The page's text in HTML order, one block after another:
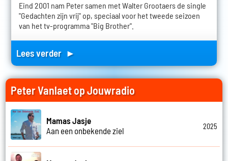
Eind 2001 nam Peter samen met Walter Grootaers de single
"Gedachten zijn vrij" op, speciaal voor het tweede seizoen
van het tv-programma "Big Brother".
Lees verder ►
Peter Vanlaet op Jouwradio
Mamas Jasje
Aan een onbekende ziel
2025